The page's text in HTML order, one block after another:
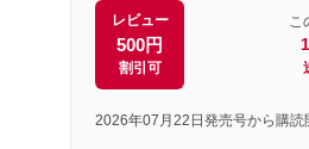
レビュー
500円
割引可
こ
2026年07月22日発売号から購読